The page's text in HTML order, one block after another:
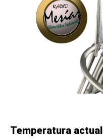
Temperatura actual